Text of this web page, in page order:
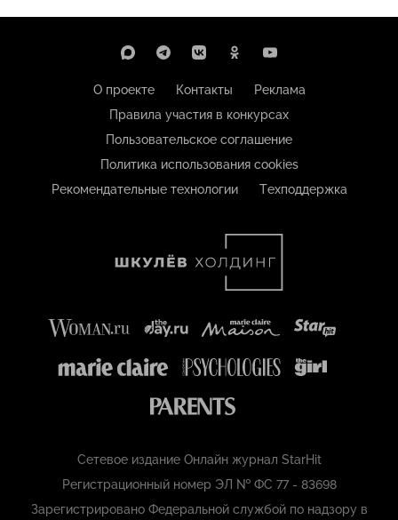
О проекте Контакты
Реклама
Правила участия в конкурсах
Пользовательское соглашение
Политика использования cookies
Рекомендательные технологии
Техподдержка
Сетевое издание Онлайн журнал StarHit
Регистрационный номер ЭЛ № ФС 77 - 83698
Зарегистрировано Федеральной службой по надзору в